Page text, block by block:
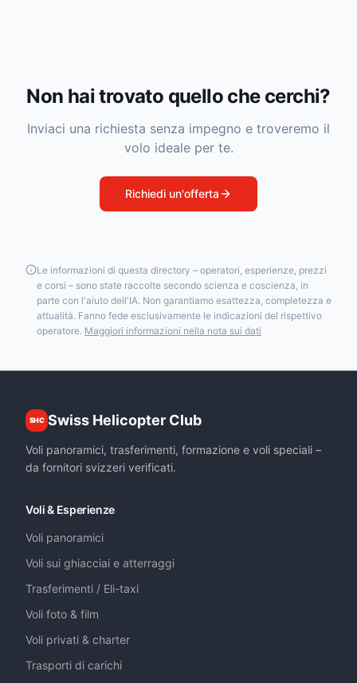
Non hai trovato quello che cerchi?
Inviaci una richiesta senza impegno e troveremo il
volo ideale per te.
Richiedi un'offerta
Le informazioni di questa directory – operatori, esperienze, prezzi
e corsi – sono state raccolte secondo scienza e coscienza, in
parte con l'aiuto dell'IA. Non garantiamo esattezza, completezza e
attualità. Fanno fede esclusivamente le indicazioni del rispettivo
operatore. Maggiori informazioni nella nota sui dati
SHC Swiss Helicopter Club
Voli panoramici, trasferimenti, formazione e voli speciali –
da fornitori svizzeri verificati.
Voli & Esperienze
Voli panoramici
Voli sui ghiacciai e atterraggi
Trasferimenti / Eli-taxi
Voli foto & film
Voli privati & charter
Trasporti di carichi